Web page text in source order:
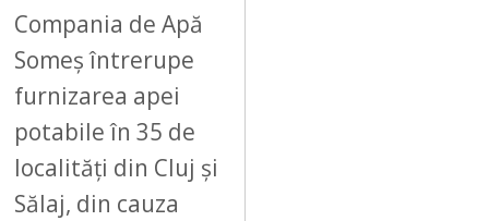
Compania de Apă
Someș întrerupe
furnizarea apei
potabile în 35 de
localități din Cluj și
Sălaj, din cauza